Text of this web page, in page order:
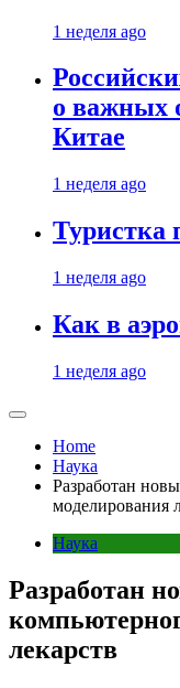
1 неделя ago
о важных
Китае
1 неделя ago
Туристка
1 неделя ago
Как в
1 неделя ago
Home
Наука
Разработан
моделирования
Наука
Разработан
лекарств